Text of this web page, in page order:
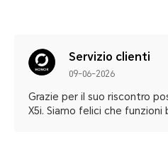
Servizio clienti
09-06-2026
Grazie per il suo riscontro
X5i. Siamo felici che funzioni